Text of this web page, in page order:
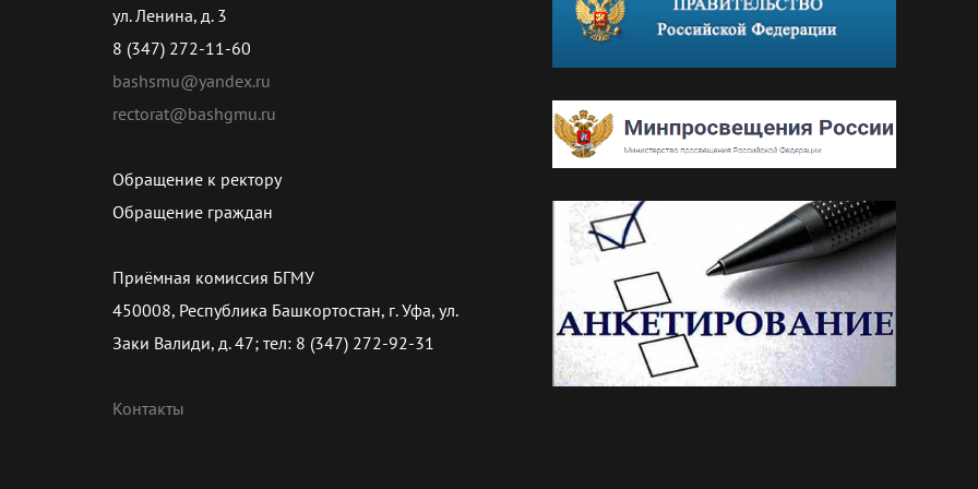
ул. Ленина, д. 3
8 (347) 272-11-60
bashsmu@yandex.ru
rectorat@bashgmu.ru
Обращение к ректору
Обращение граждан
Приёмная комиссия БГМУ
450008, Республика Башкортостан, г. Уфа, ул.
Заки Валиди, д. 47; тел: 8 (347) 272-92-31
Контакты